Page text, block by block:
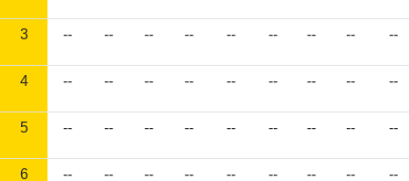
3 -- -- -- -- -- -- -- -- --
4 -- -- -- -- -- -- -- -- --
5 -- -- -- -- -- -- -- -- --
6 -- -- -- -- -- -- -- -- --